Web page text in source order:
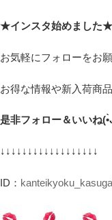
★インスタ始めました★
お気軽にフォローをお
お得な情報や新入荷商
↓↓↓↓↓↓↓↓↓↓↓↓↓↓↓↓↓↓
ID：